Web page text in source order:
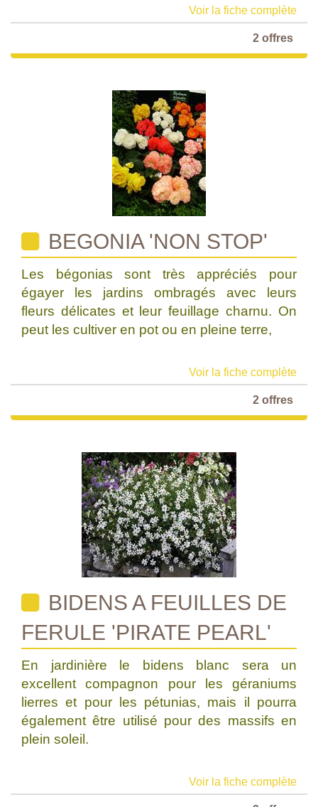
Voir la fiche complète
2 offres
BEGONIA 'NON STOP'
Les bégonias sont très appréciés pour
égayer les jardins ombragés avec leurs
fleurs délicates et leur feuillage charnu. On
peut les cultiver en pot ou en pleine terre,
Voir la fiche complète
2 offres
BIDENS A FEUILLES DE
FERULE 'PIRATE PEARL'
En jardinière le bidens blanc sera un
excellent compagnon pour les géraniums
lierres et pour les pétunias, mais il pourra
également être utilisé pour des massifs en
plein soleil.
Voir la fiche complète